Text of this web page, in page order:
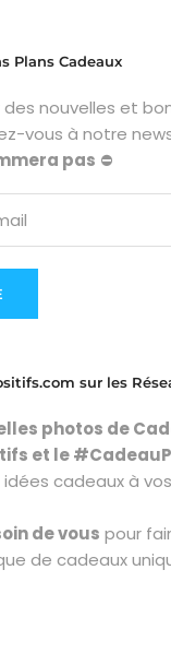
Plans Cadeaux
des nouvelles et
vous à notre
pas ⛔
sur les
photos de
et le
cadeaux à
de vous pour
de cadeaux